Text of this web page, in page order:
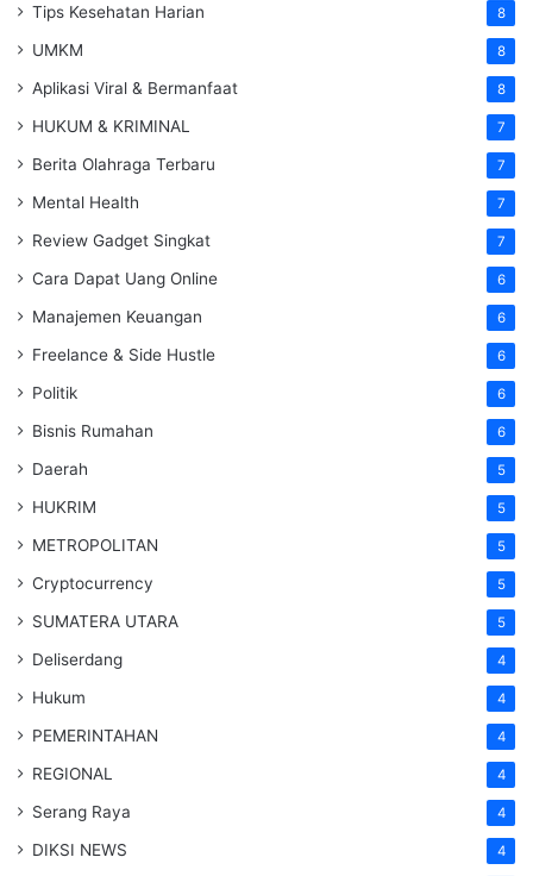
Tips Kesehatan Harian 8
UMKM 8
Aplikasi Viral & Bermanfaat 8
HUKUM & KRIMINAL 7
Berita Olahraga Terbaru 7
Mental Health 7
Review Gadget Singkat 7
Cara Dapat Uang Online 6
Manajemen Keuangan 6
Freelance & Side Hustle 6
Politik 6
Bisnis Rumahan 6
Daerah 5
HUKRIM 5
METROPOLITAN 5
Cryptocurrency 5
SUMATERA UTARA 5
Deliserdang 4
Hukum 4
PEMERINTAHAN 4
REGIONAL 4
Serang Raya 4
DIKSI NEWS 4